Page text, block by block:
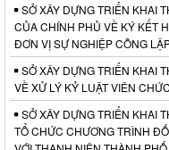
SỞ XÂY DỰNG TRIỂN KHAI
CỦA CHÍNH PHỦ VỀ KÝ KẾT
ĐƠN VỊ SỰ NGHIỆP CÔNG
SỞ XÂY DỰNG TRIỂN KHAI
VỀ XỬ LÝ KỶ LUẬT VIÊN CHỨC
SỞ XÂY DỰNG TRIỂN KHAI
TỔ CHỨC CHƯƠNG TRÌNH